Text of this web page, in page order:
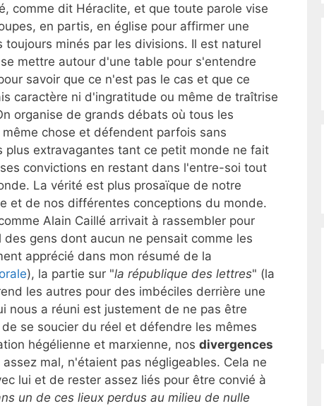
comme dit Héraclite, et que toute parole vise
en partis, en église pour affirmer une
minés par les divisions. Il est naturel
mettre autour d'une table pour s'entendre
savoir que ce n'est pas le cas et que ce
caractère ni d'ingratitude ou même de traîtrise
organise de grands débats où tous les
chose et défendent parfois sans
plus extravagantes tant ce petit monde ne fait
convictions en restant dans l'entre-soi tout
La vérité est plus prosaïque de notre
et de nos différentes conceptions du monde.
Alain Caillé arrivait à rassembler pour
gens dont aucun ne pensait comme les
apprécié dans mon résumé de la
), la partie sur "la république des lettres" (la
les autres pour des imbéciles derrière une
nous a réuni est justement de ne pas être
se soucier du réel et défendre les mêmes
hégélienne et marxienne, nos divergences
mal, n'étaient pas négligeables. Cela ne
lui et de rester assez liés pour être convié à
un de ces lieux perdus au milieu de nulle